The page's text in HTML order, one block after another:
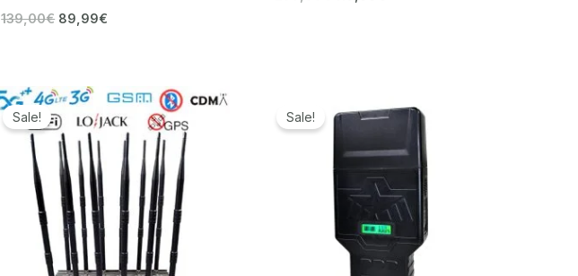
139,00€ 89,99€
Sale!
Preisspanne:
679,99€
bis
699,99€
Sale!
719,99€
739,99€